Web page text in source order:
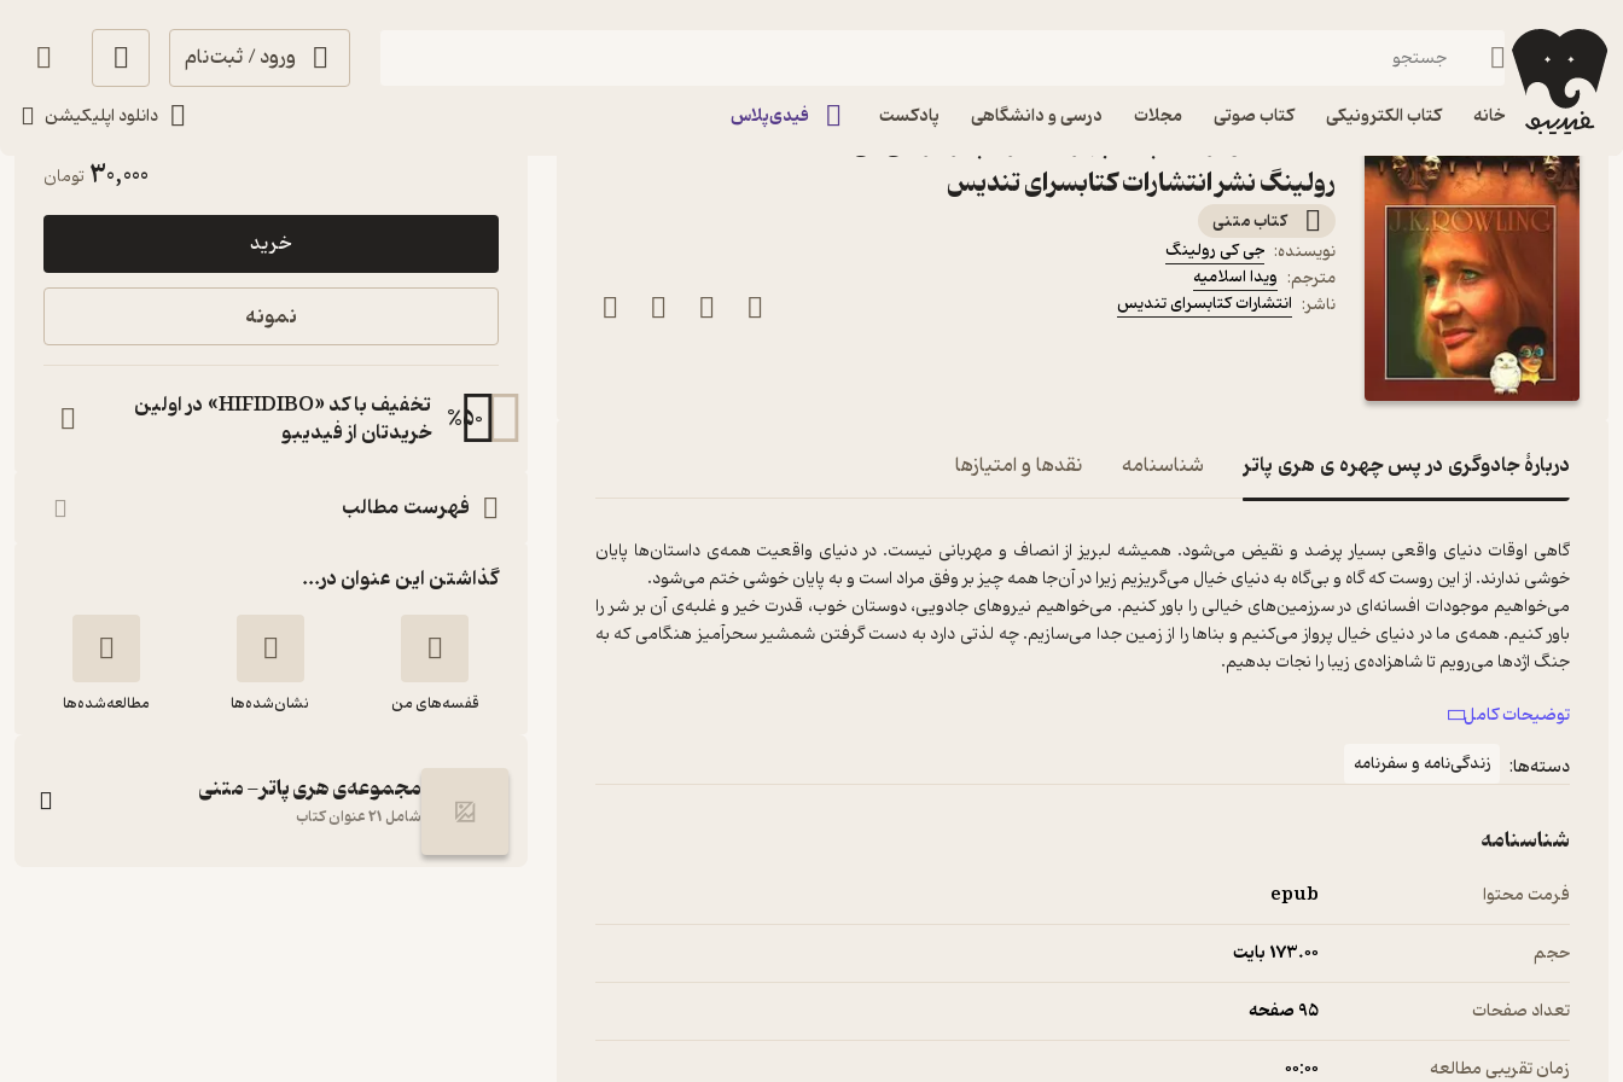
ورود / ثبت‌نام
خانه کتاب الکترونیکی کتاب صوتی مجلات درسی و دانشگاهی پادکست فیدی‌پلاس دانلود اپلیکیشن
فیدیبو کتاب الکترونیکی
رولینگ نشر انتشارات کتابسرای تندیس
کتاب متنی
نویسنده: جی کی رولینگ
مترجم: ویدا اسلامیه
ناشر: انتشارات کتابسرای تندیس
دربارۀ جادوگری در پس چهره ی هری پاتر شناسنامه نقدها و امتیازها
گاهی اوقات دنیای واقعی بسیار پرضد و نقیض می‌شود. همیشه لبریز از انصاف و مهربانی نیست. در دنیای واقعیت همه‌ی داستان‌ها پایان
می‌خواهیم موجودات افسانه‌ای در سرزمین‌های خیالی را باور کنیم. می‌خواهیم نیروهای جادویی، دوستان خوب، قدرت خیر و غلبه‌ی آن بر شر را
باور کنیم. همه‌ی ما در دنیای خیال پرواز می‌کنیم و بناها را از زمین جدا می‌سازیم. چه لذتی دارد به دست گرفتن شمشیر سحرآمیز هنگامی که به
به روست.
توضیحات کامل
دسته‌ها:
زندگی‌نامه و سفرنامه
شناسنامه
فرمت محتوا epub
حجم 173.۰۰ بایت
تعداد صفحات 95 صفحه
زمان تقریبی مطالعه ۰۰:۰۰
انگیزه‌بخش 🚀(
30,000 تومان
خرید
نمونه
%50
تخفیف با کد «HIFIDIBO» در اولین
خریدتان از فیدیبو
فهرست مطالب
گذاشتن این عنوان در...
قفسه‌های من نشان‌شده‌ها مطالعه‌شده‌ها
مجموعه‌ی هری پاتر- متنی
شامل 21 عنوان کتاب